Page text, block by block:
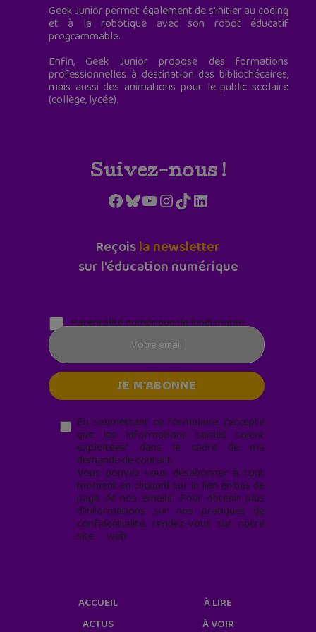
Geek Junior permet également de s'initier au coding
et à la robotique avec son robot éducatif
programmable.
Enfin, Geek Junior propose des formations
professionnelles à destination des bibliothécaires,
mais aussi des animations pour le public scolaire
(collège, lycée).
Suivez-nous !
Facebook
Bluesky
YouTube
Instagram
TikTokLinkedIn
Reçoisla newsletter
sur l'éducation numérique
Parentalité numérique (le lundi matin)
En soumettant ce formulaire, j’accepte
que les informations saisies soient
exploitées* dans le cadre de ma
demande de contact.
Vous pouvez vous désabonner à tout
moment en cliquant sur le lien en bas de
page de nos emails. Pour obtenir plus
d'informations sur nos pratiques de
confidentialité, rendez-vous sur notre
site web
ACCUEIL
ACTUS
À LIRE
À VOIR